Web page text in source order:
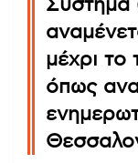
μέχρι το
όπως